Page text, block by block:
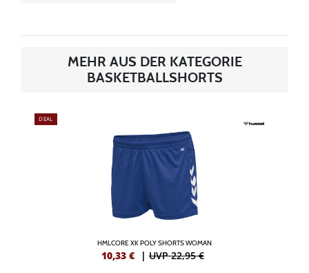
MEHR AUS DER KATEGORIE
BASKETBALLSHORTS
DEAL
HMLCORE XK POLY SHORTS WOMAN
10,33 € | UVP 22,95 €